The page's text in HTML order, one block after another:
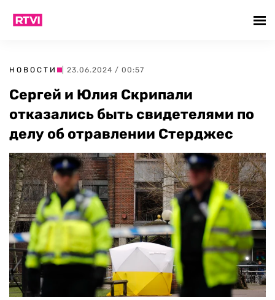
НОВОСТИ | 23.06.2024 / 00:57
Сергей и Юлия Скрипали
отказались быть свидетелями по
делу об отравлении Стерджес